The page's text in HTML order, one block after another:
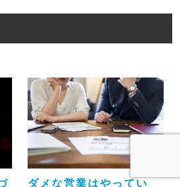
ダメな営業はやってい